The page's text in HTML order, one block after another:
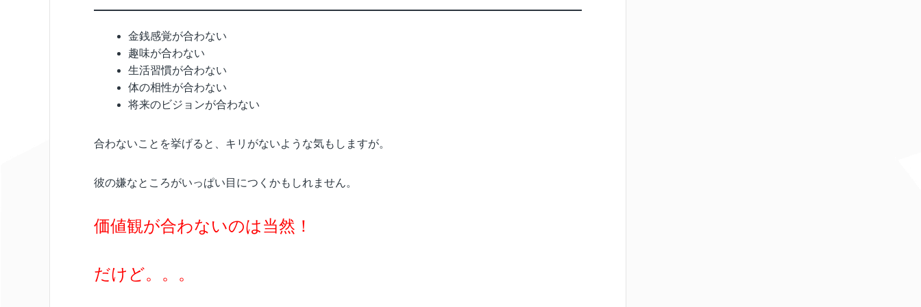
金銭感覚が合わない
趣味が合わない
生活習慣が合わない
体の相性が合わない
将来のビジョンが合わない
合わないことを挙げると、キリがないような気もしますが。
彼の嫌なところがいっぱい目につくかもしれません。
価値観が合わないのは当然！
だけど。。。